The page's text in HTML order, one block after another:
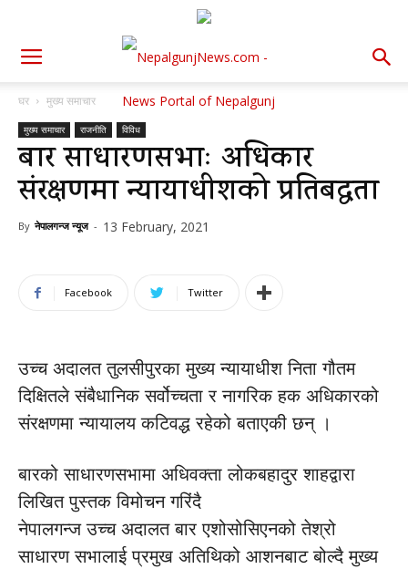
घर मुख्य समाचार
मुख्य समाचार राजनीति विविध
बार साधारणसभाः अधिकार
संरक्षणमा न्यायाधीशको प्रतिबद्धता
By नेपालगन्ज न्यूज - 13 February, 2021
Facebook Twitter
उच्च अदालत तुलसीपुरका मुख्य न्यायाधीश निता गौतम
दिक्षितले संबैधानिक सर्वोच्चता र नागरिक हक अधिकारको
संरक्षणमा न्यायालय कटिवद्ध रहेको बताएकी छन् ।
बारको साधारणसभामा अधिवक्ता लोकबहादुर शाहद्वारा
लिखित पुस्तक विमोचन गरिंदै
नेपालगन्ज उच्च अदालत बार एशोसोसिएनको तेश्रो
साधारण सभालाई प्रमुख अतिथिको आशनबाट बोल्दै मुख्य